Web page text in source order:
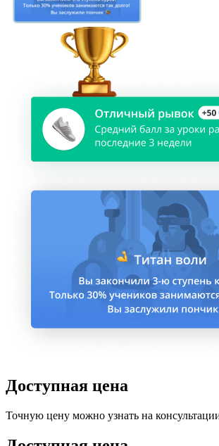
Доступная цена
Точную цену можно узнать на